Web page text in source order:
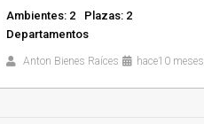
Ambientes: 2
Plazas: 2
Departamentos
Anton Bienes Raíces hace10 meses